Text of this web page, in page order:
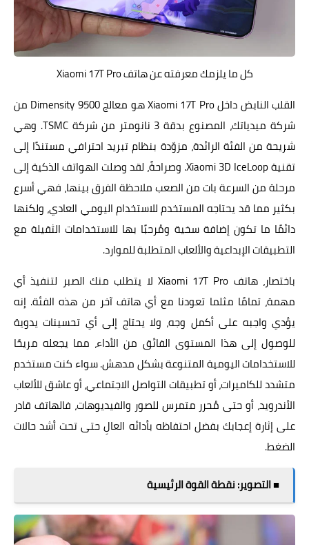
كل ما يلزمك معرفته عن هاتف Xiaomi 17T Pro
القلب النابض داخل Xiaomi 17T Pro هو معالج Dimensity 9500 من
شركة ميدياتك، المصنوع بدقة 3 نانومتر من شركة TSMC. وهي
شريحة من الفئة الرائدة، مزوّدة بنظام تبريد احترافي مستندًا إلى
تقنية Xiaomi 3D IceLoop. وصراحةً، لقد وصلت الهواتف الذكية إلى
مرحلة من السرعة بات من الصعب ملاحظة الفرق بينها، فهي أسرع
بكثير مما قد يحتاجه المستخدم للاستخدام اليومي العادي، ولكنها
دائمًا ما تكون إضافة سخية ومُرحبًا بها للاستخدامات الثقيلة مع
التطبيقات الإبداعية والألعاب المتطلبة للموارد.
باختصار، هاتف Xiaomi 17T Pro لا يتطلب منك الصبر لتنفيذ أي
مهمة، تمامًا مثلما تعودنا مع أي هاتف آخر من هذه الفئة. إنه
يؤدي واجبه على أكمل وجه، ولا يحتاج إلى أي تحسينات يدوية
للوصول إلى هذا المستوى الفائق من الأداء، مما يجعله مريحًا
للاستخدامات اليومية المتنوعة بشكل مدهش. سواء كنت مستخدم
متشدد للكاميرات، أو تطبيقات التواصل الاجتماعي، أو عاشق للألعاب
الأندرويد، أو حتى مُحرر متمرس للصور والفيديوهات، فالهاتف قادر
على إثارة إعجابك بفضل احتفاظه بأدائه العالِ حتى تحت أشد حالات
الضغط.
■ التصوير: نقطة القوة الرئيسية